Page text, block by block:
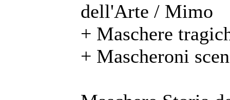
dell'Arte / Mimo
+ Maschere
+ Mascheroni